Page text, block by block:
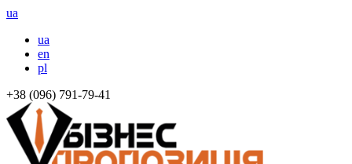
ua
ua
en
pl
+38 (096) 791-79-41